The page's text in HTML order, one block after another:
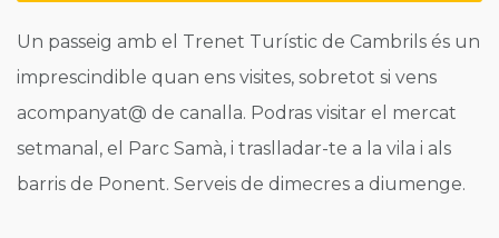
Un passeig amb el Trenet Turístic de Cambrils és un
imprescindible quan ens visites, sobretot si vens
acompanyat@ de canalla. Podras visitar el mercat
setmanal, el Parc Samà, i traslladar-te a la vila i als
barris de Ponent. Serveis de dimecres a diumenge.